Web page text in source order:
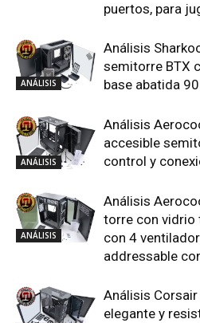
puertos, para
ANÁLISIS
Análisis
semitorre BTX
base abatida
ANÁLISIS
Análisis
accesible
control y
ANÁLISIS
Análisis
torre con vidrio
con 4
addressable
Análisis Corsair
elegante y